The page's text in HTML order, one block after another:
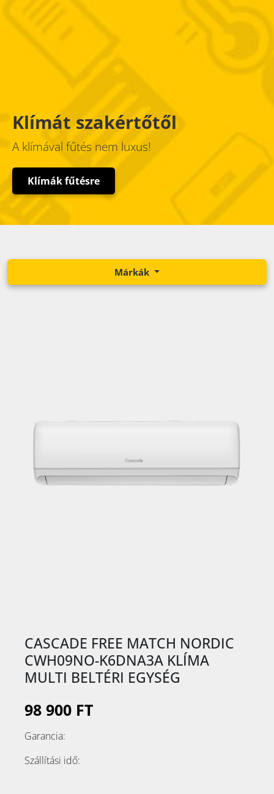
Klímát szakértőtől
A klímával fűtés nem luxus!
Klímák fűtésre
Márkák
CASCADE FREE MATCH NORDIC
CWH09NO-K6DNA3A KLÍMA
MULTI BELTÉRI EGYSÉG
98 900 FT
Garancia:
Szállítási idő: